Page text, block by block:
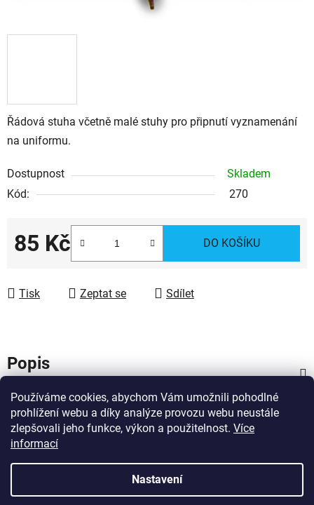
Používáme cookies, abychom Vám umožnili pohodlné
prohlížení webu a díky analýze provozu webu neustále
zlepšovali jeho funkce, výkon a použitelnost. Více
informací
Nastavení
Řádová stuha včetně malé stuhy pro připnutí vyznamenání
na uniformu.
Dostupnost
Skladem
Kód:
270
85 Kč
Měrná cena:
DO KOŠÍKU
Tisk Zeptat se Sdílet
Popis
Diskuze
Copyright 2026Dárky pro hasiče. Všechna práva
Upravit nastavení cookies